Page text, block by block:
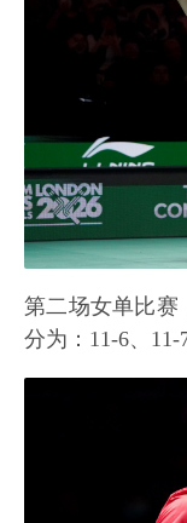
第二场女单比赛
分为：11-6、11-